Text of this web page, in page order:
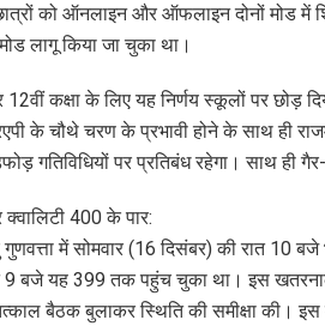
छात्रों को ऑनलाइन और ऑफलाइन दोनों मोड
लागू किया जा चुका था।
12वीं कक्षा के लिए यह निर्णय स्कूलों पर छोड़
के चौथे चरण के प्रभावी होने के साथ ही
गतिविधियों पर प्रतिबंध रहेगा। साथ
क्वालिटी 400 के पार:
गुणवत्ता में सोमवार (16 दिसंबर) की रात 10
9 बजे यह 399 तक पहुंच चुका था। इस
बैठक बुलाकर स्थिति की समीक्षा की। इस